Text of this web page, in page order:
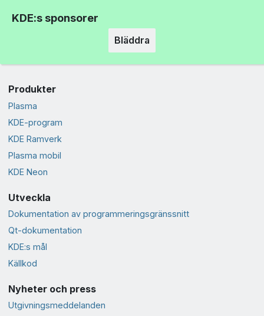
KDE:s sponsorer
Bläddra
Produkter
Plasma
KDE-program
KDE Ramverk
Plasma mobil
KDE Neon
Utveckla
Dokumentation av programmeringsgränssnitt
Qt-dokumentation
KDE:s mål
Källkod
Nyheter och press
Utgivningsmeddelanden